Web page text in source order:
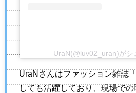
UraN(@luv02_uran)がシ
UraNさんはファッション雑誌
しても活躍しており、現場で